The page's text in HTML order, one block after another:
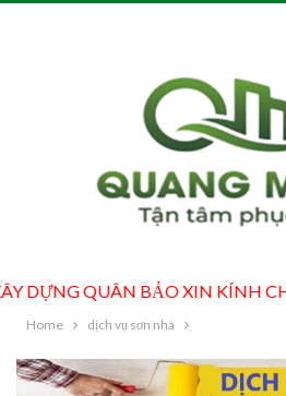
KÍNH CHÀO QUÝ KHÁCH -
Home dịch vụ sơn nhà